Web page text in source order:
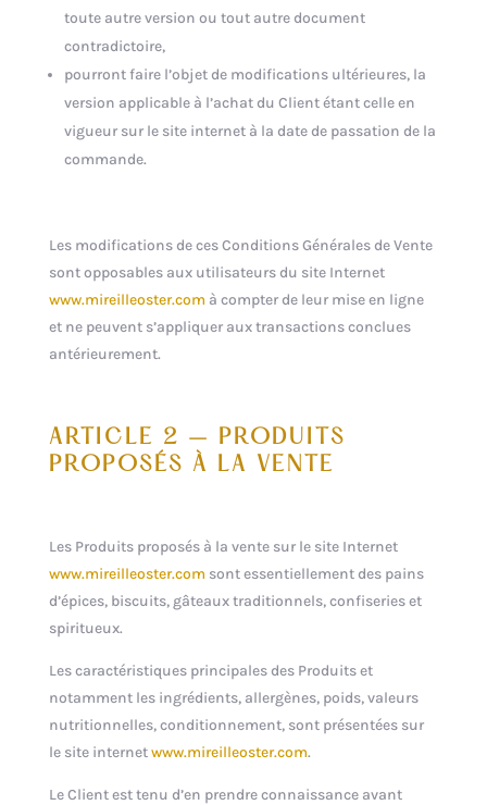
toute autre version ou tout autre document
contradictoire,
pourront faire l’objet de modifications ultérieures, la
version applicable à l’achat du Client étant celle en
vigueur sur le site internet à la date de passation de la
commande.
Les modifications de ces Conditions Générales de Vente
sont opposables aux utilisateurs du site Internet
www.mireilleoster.com à compter de leur mise en ligne
et ne peuvent s’appliquer aux transactions conclues
antérieurement.
ARTICLE 2 – PRODUITS
PROPOSÉS À LA VENTE
Les Produits proposés à la vente sur le site Internet
www.mireilleoster.com sont essentiellement des pains
d’épices, biscuits, gâteaux traditionnels, confiseries et
spiritueux.
Les caractéristiques principales des Produits et
notamment les ingrédients, allergènes, poids, valeurs
nutritionnelles, conditionnement, sont présentées sur
le site internetwww.mireilleoster.com.
Le Client est tenu d’en prendre connaissance avant